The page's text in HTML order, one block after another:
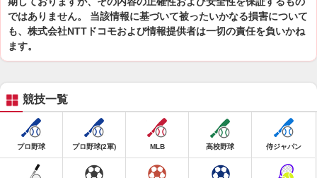
ではありません。 当該情報に基づいて被ったいかなる損害について
も、株式会社NTTドコモおよび情報提供者は一切の責任を負いかね
ます。
競技一覧
プロ野球 プロ野球(2軍) MLB 高校野球 侍ジャパン